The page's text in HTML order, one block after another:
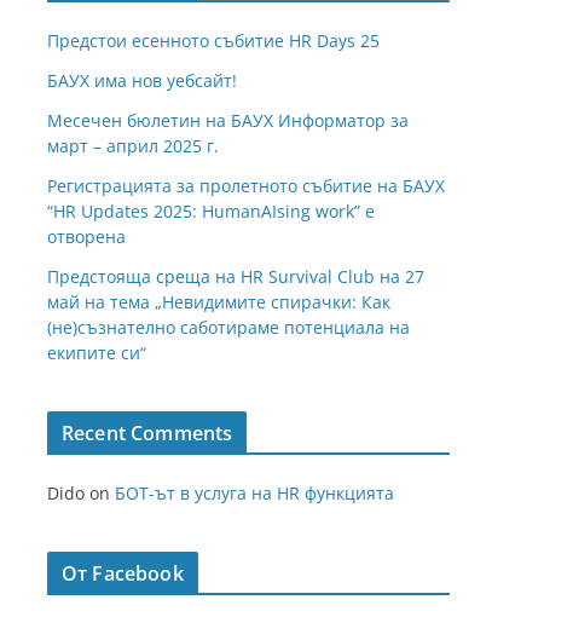
Предстои есенното събитие HR Days 25
БАУХ има нов уебсайт!
Месечен бюлетин на БАУХ Информатор за
март – април 2025 г.
Регистрацията за пролетното събитие на БАУХ
“HR Updates 2025: HumanAIsing work” е
отворена
Предстояща среща на HR Survival Club на 27
май на тема „Невидимите спирачки: Как
(не)съзнателно саботираме потенциала на
екипите си“
Recent Comments
Dido on БОТ-ът в услуга на HR функцията
От Facebook